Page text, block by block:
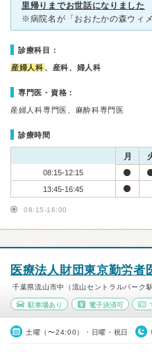
里帰りまでお世話になりました
診療科目：
産婦人科 、産科、婦人科
専門医・資格：
産婦人科専門医、麻酔科専門医
診療時間
月
08:15-12:15
13:45-16:45
08:15-16:00
医療法人財団東京勤労者
千葉県流山市中（流山セントラルパーク駅
駐車場あり 電子決済可
土曜（〜24:00）・日曜・祝日